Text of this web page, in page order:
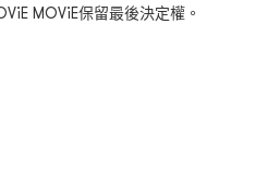
MOViE保留最後決定權。